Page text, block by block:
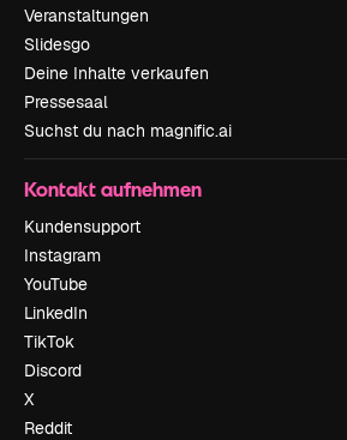
Veranstaltungen
Slidesgo
Deine Inhalte verkaufen
Pressesaal
Suchst du nach magnific.ai
Kontakt aufnehmen
Kundensupport
Instagram
YouTube
LinkedIn
TikTok
Discord
X
Reddit